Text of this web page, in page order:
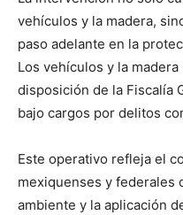
vehículos y la madera,
paso adelante en la
Los vehículos y la
disposición de la Fiscalía
bajo cargos por delitos
Este operativo refleja el
mexiquenses y federales
ambiente y la aplicación